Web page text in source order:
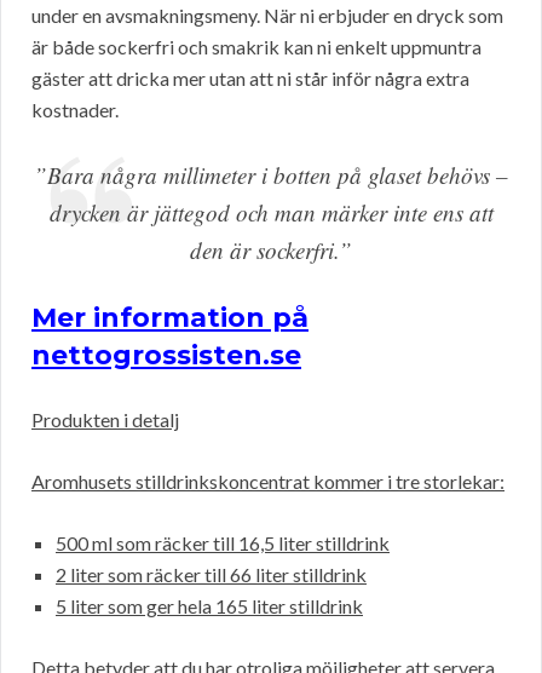
under en avsmakningsmeny. När ni erbjuder en dryck som
är både sockerfri och smakrik kan ni enkelt uppmuntra
gäster att dricka mer utan att ni står inför några extra
kostnader.
”Bara några millimeter i botten på glaset behövs –
drycken är jättegod och man märker inte ens att
den är sockerfri.”
Mer information på
nettogrossisten.se
Produkten i detalj
Aromhusets stilldrinkskoncentrat kommer i tre storlekar:
500 ml som räcker till 16,5 liter stilldrink
2 liter som räcker till 66 liter stilldrink
5 liter som ger hela 165 liter stilldrink
Detta betyder att du har otroliga möjligheter att servera